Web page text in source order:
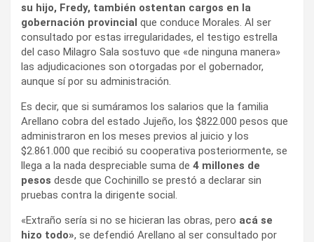
su hijo, Fredy, también ostentan cargos en la
gobernación provincial que conduce Morales. Al ser
consultado por estas irregularidades, el testigo estrella
del caso Milagro Sala sostuvo que «de ninguna manera»
las adjudicaciones son otorgadas por el gobernador,
aunque sí por su administración.
Es decir, que si sumáramos los salarios que la familia
Arellano cobra del estado Jujeño, los $822.000 pesos que
administraron en los meses previos al juicio y los
$2.861.000 que recibió su cooperativa posteriormente, se
llega a la nada despreciable suma de 4 millones de
pesos desde que Cochinillo se prestó a declarar sin
pruebas contra la dirigente social.
«Extraño sería si no se hicieran las obras, pero acá se
hizo todo», se defendió Arellano al ser consultado por